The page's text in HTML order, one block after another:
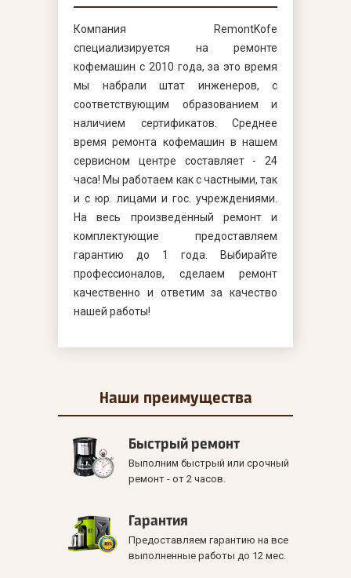
Компания RemontKofe
специализируется на ремонте
кофемашин с 2010 года, за это время
мы набрали штат инженеров, с
соответствующим образованием и
наличием сертификатов. Среднее
время ремонта кофемашин в нашем
сервисном центре составляет - 24
часа! Мы работаем как с частными, так
и с юр. лицами и гос. учреждениями.
На весь произведённый ремонт и
комплектующие предоставляем
гарантию до 1 года. Выбирайте
профессионалов, сделаем ремонт
качественно и ответим за качество
нашей работы!
Наши преимущества
Быстрый ремонт
Выполним быстрый или срочный
ремонт - от 2 часов.
Гарантия
Предоставляем гарантию на все
выполненные работы до 12 мес.